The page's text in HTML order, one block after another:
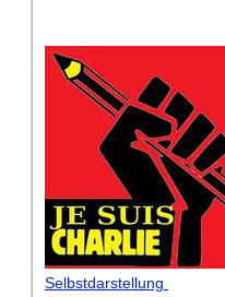
Selbstdarstellung